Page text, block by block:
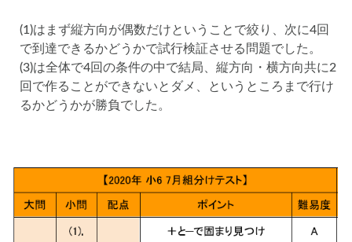
(1)はまず縦方向が偶数だけということで絞り、次に4回
で到達できるかどうかで試行検証させる問題でした。
(3)は全体で4回の条件の中で結局、縦方向・横方向共に2
回で作ることができないとダメ、というところまで行け
るかどうかが勝負でした。